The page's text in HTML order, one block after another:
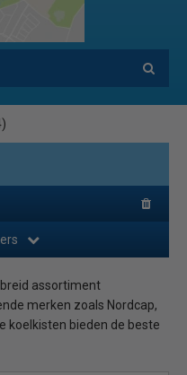
assortiment
merken zoals Nordcap,
koelkisten bieden de beste
of dat nu een